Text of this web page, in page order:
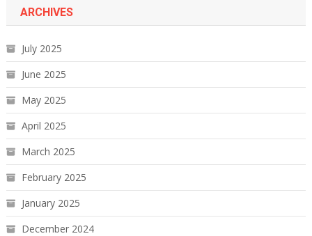
ARCHIVES
July 2025
June 2025
May 2025
April 2025
March 2025
February 2025
January 2025
December 2024